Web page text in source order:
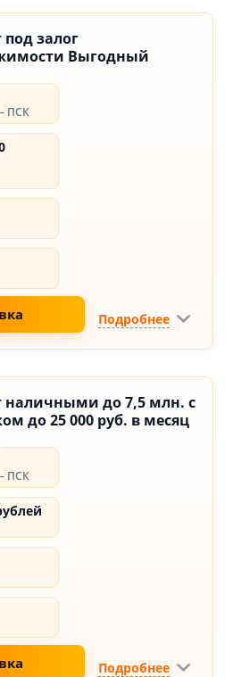
залог
Выгодный
ПСК
Подробнее
наличными до 7,5 млн. с
до 25 000 руб. в месяц
ПСК
Подробнее